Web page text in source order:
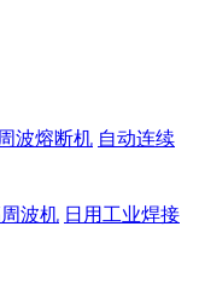
波熔断机 自动连续
波机 日用工业焊接